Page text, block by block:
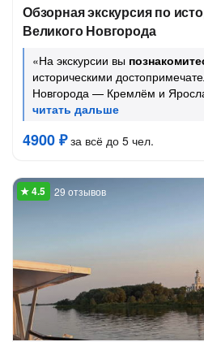
Обзорная экскурсия по
Великого Новгорода
«На экскурсии вы
историческими
Новгорода — Кремлём и
4900 ₽за всё до 5 чел.
29 отзывов